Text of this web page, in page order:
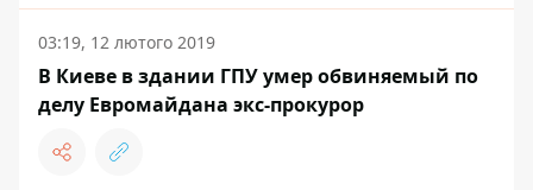
03:19, 12 лютого 2019
В Киеве в здании ГПУ умер обвиняемый по
делу Евромайдана экс-прокурор